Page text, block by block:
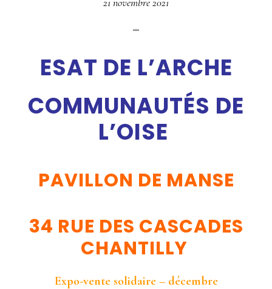
ESAT DE L’ARCHE
COMMUNAUTÉS DE
L’OISE
PAVILLON DE MANSE
34 RUE DES CASCADES
CHANTILLY
Expo-vente solidaire – décembre